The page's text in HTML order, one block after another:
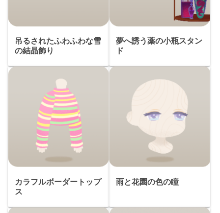
吊るされたふわふわな雪
の結晶飾り
夢へ誘う薬の小瓶スタン
ド
カラフルボーダートップ
ス
雨と花園の色の瞳